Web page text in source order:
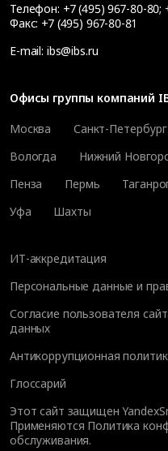
Телефон: +7 (495) 967-80-80;
Факс: +7 (495) 967-80-81
E-mail: ibs@ibs.ru
Офисы группы компаний
Москва
Санкт-Петербург
Вологда
Нижний
Пенза
Пермь
Уфа
Шахты
ИТ-аккредитация
Персональные данные и
Согласие пользователя
данных
Антикоррупционная
Глоссарий
Этот сайт защищен
Применяются Политика
обслуживания.